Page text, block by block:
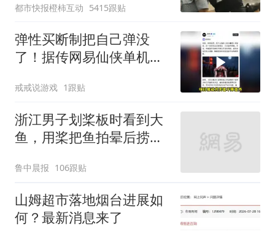
拒绝登机决定由航司作
出；亲历者：曾承诺免费
改签但没兑现
都市快报橙柿互动 5415跟贴
弹性买断制把自己弹没
了！据传网易仙侠单机剑
戒戒说游戏 1跟贴
浙江男子划桨板时看到大
鱼，用桨把鱼拍晕后捞
两，做成红烧辣子鱼块，
味道很好
鲁中晨报 106跟贴
山姆超市落地烟台进展如
何？最新消息来了